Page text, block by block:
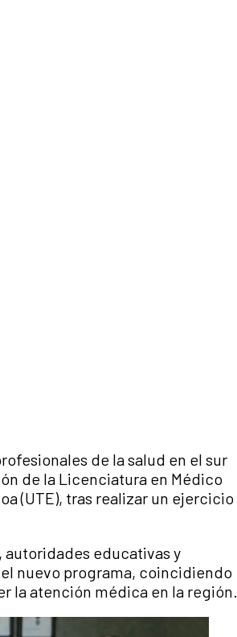
de la salud en el sur
de la Licenciatura en Médico
(UTE), tras realizar un ejercicio
autoridades educativas y
nuevo programa, coincidiendo
la atención médica en la región.